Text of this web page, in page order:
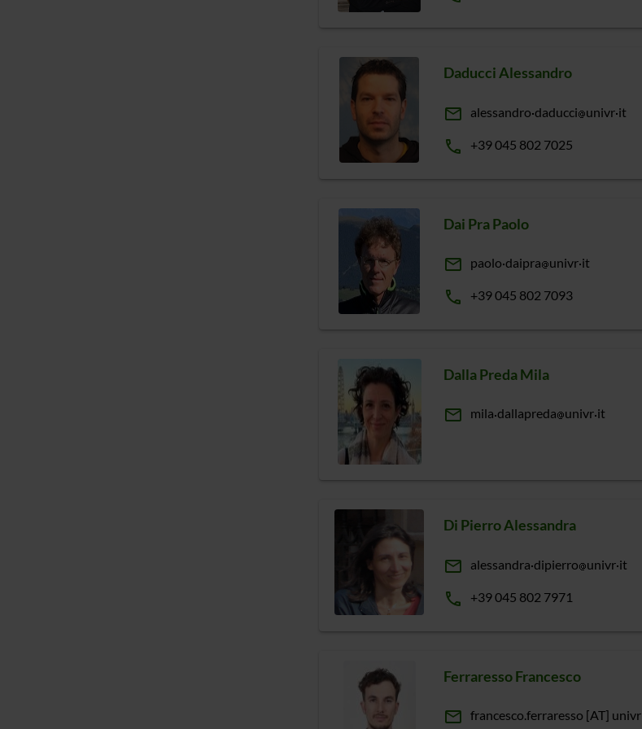
Daducci Alessandro
email alessandro daducci univr it
phone +39 045 802 7025
Dai Pra Paolo
email paolo daipra univr it
phone +39 045 802 7093
Dalla Preda Mila
email mila dallapreda univr it
Di Pierro Alessandra
email alessandra dipierro univr it
phone +39 045 802 7971
Ferraresso Francesco
email francesco.ferraresso [AT] univr